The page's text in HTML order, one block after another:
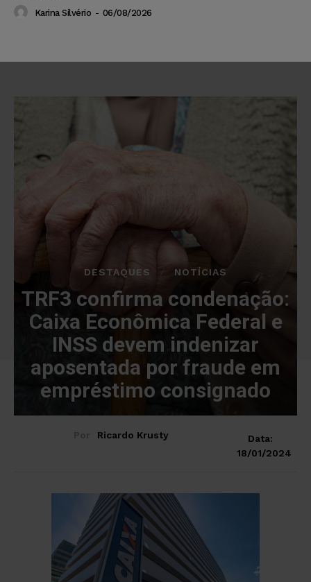
Karina Silvério - 06/08/2026